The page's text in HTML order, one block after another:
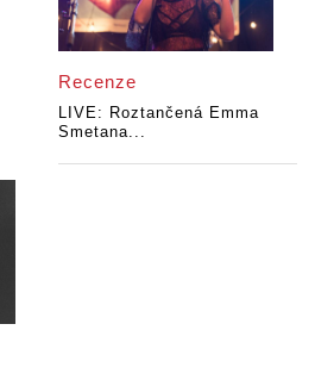
Recenze
LIVE: Roztančená Emma
Smetana...